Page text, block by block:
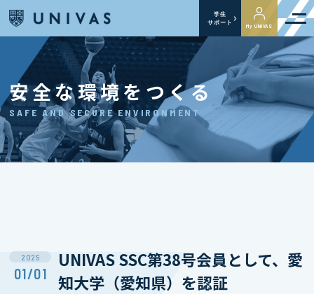
学生
サポート
My UNIVAS
安全な環境をつくる
SAFE AND SECURE ENVIRONMENT
2025
01/01
UNIVAS SSC第38号会員として、愛
知大学（愛知県）を認証